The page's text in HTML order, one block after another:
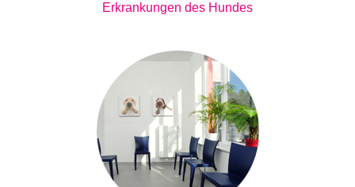
Erkrankungen des Hundes